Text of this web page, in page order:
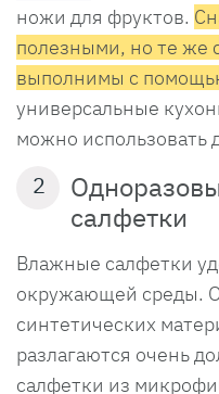
ножи для фруктов.
полезными, но те же
выполнимы с
универсальные
можно использовать
2
салфетки
Влажные салфетки
окружающей среды.
синтетических
разлагаются очень
салфетки из